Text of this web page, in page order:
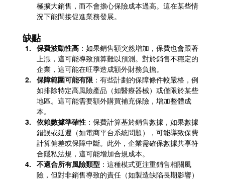
極擴大銷售，而不會擔心保險成本過高。這在某些情
況下能間接促進業務發展。
缺點
保費波動性高：如果銷售額突然增加，保費也會跟著
上漲，這可能導致預算難以預測。對於銷售不穩定的
企業，這可能在旺季造成額外財務負擔。
保障範圍可能有限 ：有些計劃的保障條件較嚴格，例
如排除特定高風險產品（如醫療器械）或僅限於某些
地區。這可能需要額外購買補充保險，增加整體成
本。
依賴數據準確性：保費計算基於銷售數據，如果數據
錯誤或延遲（如電商平台系統問題），可能導致保費
計算偏差或保障中斷。此外，企業需確保數據共享符
合隱私法規，這可能增加合規成本。
不適合所有風險類型 ：這種模式更注重銷售相關風
險，但對非銷售導致的責任（如製造缺陷長期影響）